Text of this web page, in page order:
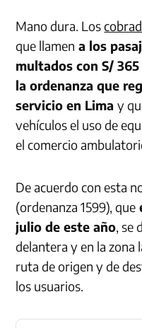
Mano dura. Los
que llamen a los
multados con S/
la ordenanza que
servicio en Limay
vehículos el uso de
el comercio
De acuerdo con esta
(ordenanza 1599), que
julio de este año, se
delantera y en la zona
ruta de origen y de
los usuarios.